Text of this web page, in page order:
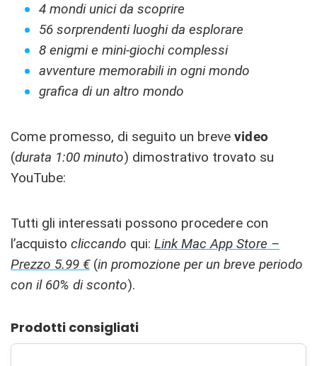
4 mondi unici da scoprire
56 sorprendenti luoghi da esplorare
8 enigmi e mini-giochi complessi
avventure memorabili in ogni mondo
grafica di un altro mondo
Come promesso, di seguito un breve video
(durata 1:00 minuto) dimostrativo trovato su
YouTube:
Tutti gli interessati possono procedere con
l’acquisto cliccando qui: Link Mac App Store –
Prezzo 5.99 €(in promozione per un breve periodo
con il 60% di sconto).
Prodotti consigliati